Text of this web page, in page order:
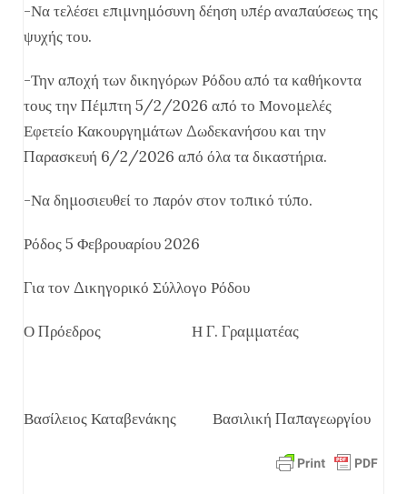
-Να τελέσει επιμνημόσυνη δέηση υπέρ αναπαύσεως της
ψυχής του.
-Την αποχή των δικηγόρων Ρόδου από τα καθήκοντα
τους την Πέμπτη 5/2/2026 από το Μονομελές
Εφετείο Κακουργημάτων Δωδεκανήσου και την
Παρασκευή 6/2/2026 από όλα τα δικαστήρια.
-Να δημοσιευθεί το παρόν στον τοπικό τύπο.
Ρόδος 5 Φεβρουαρίου 2026
Για τον Δικηγορικό Σύλλογο Ρόδου
Ο Πρόεδρος Η Γ. Γραμματέας
Βασίλειος Καταβενάκης Βασιλική Παπαγεωργίου